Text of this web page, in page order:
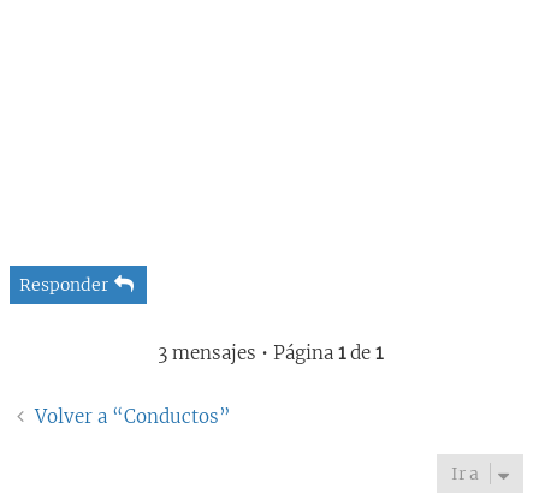
Responder
3 mensajes • Página 1de 1
Volver a “Conductos”
Ir a